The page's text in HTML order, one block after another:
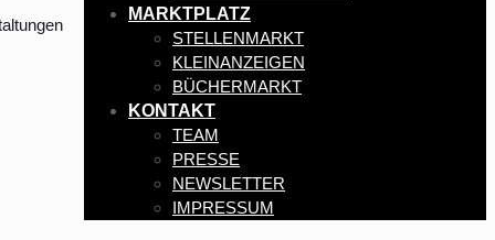
MARKTPLATZ
STELLENMARKT
KLEINANZEIGEN
BÜCHERMARKT
KONTAKT
TEAM
PRESSE
NEWSLETTER
IMPRESSUM